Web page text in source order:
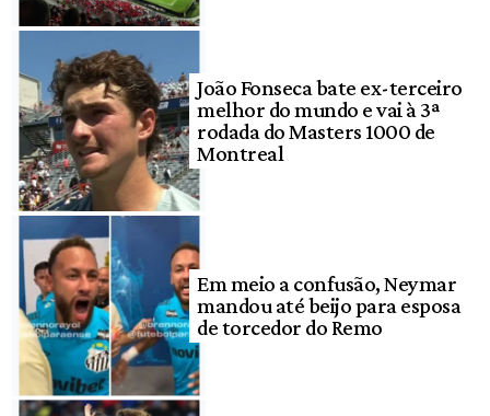
João Fonseca bate ex-terceiro
melhor do mundo e vai à 3ª
rodada do Masters 1000 de
Montreal
Em meio a confusão, Neymar
mandou até beijo para esposa
de torcedor do Remo